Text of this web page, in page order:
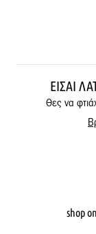
ΕΊΣΑΙ
Θες να
shop